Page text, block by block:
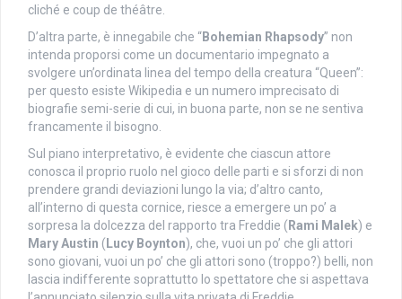
cliché e coup de théâtre.
D’altra parte, è innegabile che “Bohemian Rhapsody” non
intenda proporsi come un documentario impegnato a
svolgere un’ordinata linea del tempo della creatura “Queen”:
per questo esiste Wikipedia e un numero imprecisato di
biografie semi-serie di cui, in buona parte, non se ne sentiva
francamente il bisogno.
Sul piano interpretativo, è evidente che ciascun attore
conosca il proprio ruolo nel gioco delle parti e si sforzi di non
prendere grandi deviazioni lungo la via; d’altro canto,
all’interno di questa cornice, riesce a emergere un po’ a
sorpresa la dolcezza del rapporto tra Freddie ( Rami Malek) e
Mary Austin ( Lucy Boynton), che, vuoi un po’ che gli attori
sono giovani, vuoi un po’ che gli attori sono (troppo?) belli, non
lascia indifferente soprattutto lo spettatore che si aspettava